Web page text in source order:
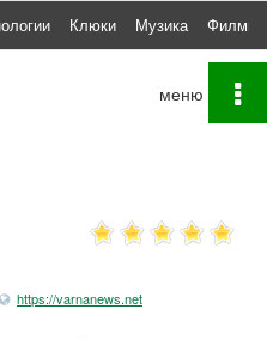
Клюки Музика Филми
https://varnanews.net